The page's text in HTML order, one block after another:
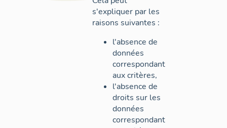
s'expliquer par les
raisons suivantes :
l'absence de
données
correspondant
aux critères,
l'absence de
droits sur les
données
correspondant